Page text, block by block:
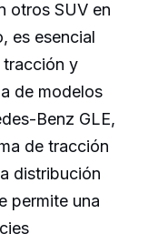
otros SUV en
es esencial
tracción y
de modelos
Benz GLE,
de tracción
distribución
permite una